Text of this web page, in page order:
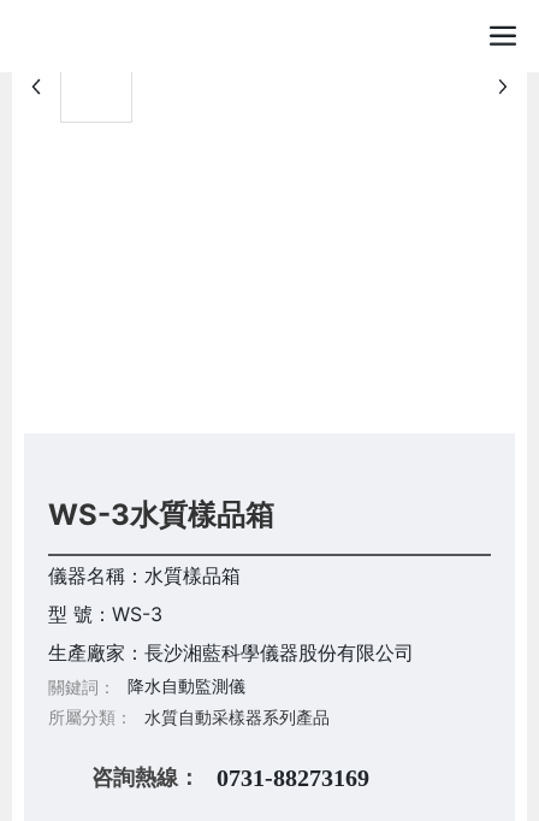
WS-3水質樣品箱
儀器名稱：水質樣品箱
型 號：WS-3
生產廠家：長沙湘藍科學儀器股份有限公司
關鍵詞：
降水自動監測儀
所屬分類：
水質自動采樣器系列產品
咨詢熱線： 0731-88273169